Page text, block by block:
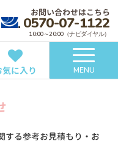
お問い合わせはこちら
0570-07-1122
10:00～20:00（ナビダイヤル）
気に入り MENU
する参考お見積もり・お